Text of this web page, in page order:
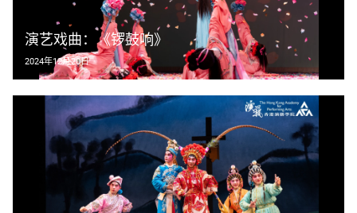
演艺戏曲：《锣鼓响》
2024年12月20日